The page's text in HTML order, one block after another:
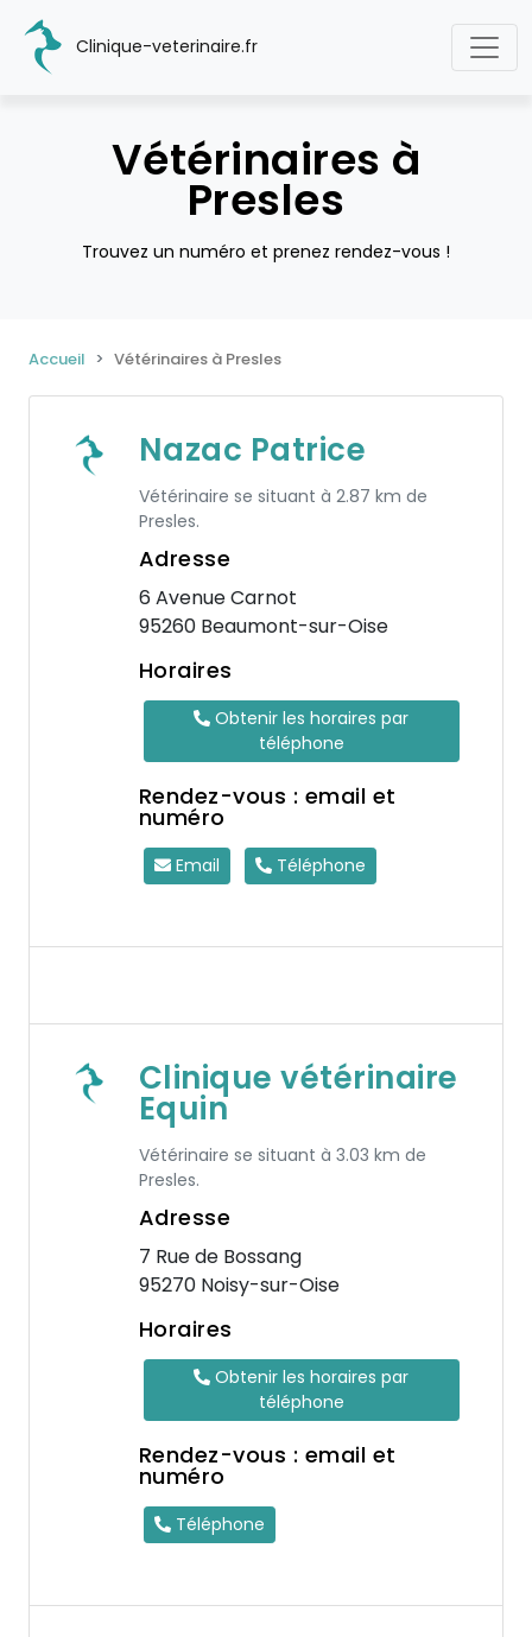
Clinique-veterinaire.fr
Vétérinaires à
Presles
Trouvez un numéro et prenez rendez-vous !
Accueil Vétérinaires à Presles
Nazac Patrice
Vétérinaire se situant à 2.87 km de
Presles.
Adresse
6 Avenue Carnot
95260 Beaumont-sur-Oise
Horaires
Obtenir les horaires par
téléphone
Rendez-vous : email et
numéro
Email Téléphone
Clinique vétérinaire
Equin
Vétérinaire se situant à 3.03 km de
Presles.
Adresse
7 Rue de Bossang
95270 Noisy-sur-Oise
Horaires
Obtenir les horaires par
téléphone
Rendez-vous : email et
numéro
Téléphone